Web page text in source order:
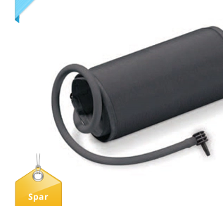
Spar